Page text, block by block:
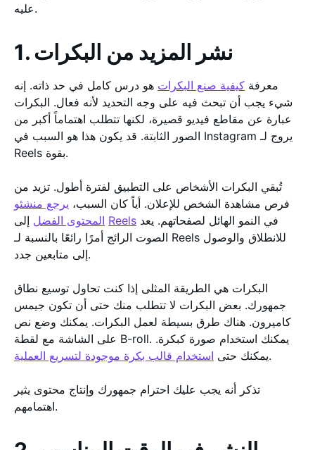
عليه.
1. نشر المزيد من البكرات
معرفة كيفية صنع البكرات هو درس كامل في حد ذاته. إنه
شيء يجب أن تبحث فيه على وجه التحديد لأنه فعال. البكرات
عبارة عن مقاطع فيديو قصيرة، لكنها تتطلب اهتماماً أكبر من
الصور الثابتة. قد يكون هذا هو السبب في Instagram يروج لـ
Reels بقوة.
تُبقي البكرات الأشخاص على التطبيق لفترة أطول. تزيد من
فرص مشاهدة الشخص للإعلان. أياً كان السبب، يرجع منشئو
المحتوى الفضل Reels
الصوت الرائج أمرًا رائعًا بالنسبة لـ Reels للانطلاق والوصول
إلى متابعين جدد.
البكرات هي الطريقة المثلى إذا كنت تحاول توسيع نطاق
جمهورك. بعض البكرات لا تتطلب منك حتى أن تكون جيمس
كاميرون. هناك طرق بسيطة لعمل البكرات. يمكنك وضع نص
على الشاشة مع لقطة B-roll. يمكنك استخدام صورة كبكرة.
يمكنك حتى استخدام قالب بكرة موجودة لتسريع العملية .
تذكر أنه يجب عليك احترام جمهورك وإنتاج محتوى يثير
اهتمامهم.